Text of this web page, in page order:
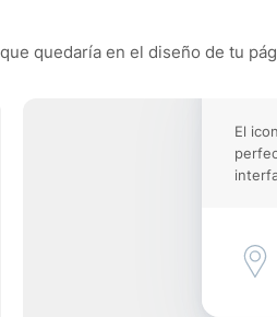
quedaría en el diseño de tu
El